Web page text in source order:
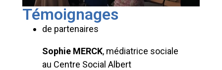
Témoignages
de partenaires
Sophie MERCK, médiatrice sociale
au Centre Social Albert